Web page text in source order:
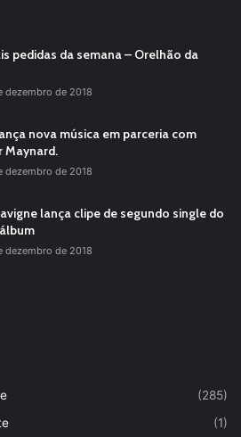
pedidas da semana – Orelhão da
dezembro de 2018
nova música em parceria com
Maynard.
dezembro de 2018
lança clipe de segundo single do
dezembro de 2018
(285)
(1)